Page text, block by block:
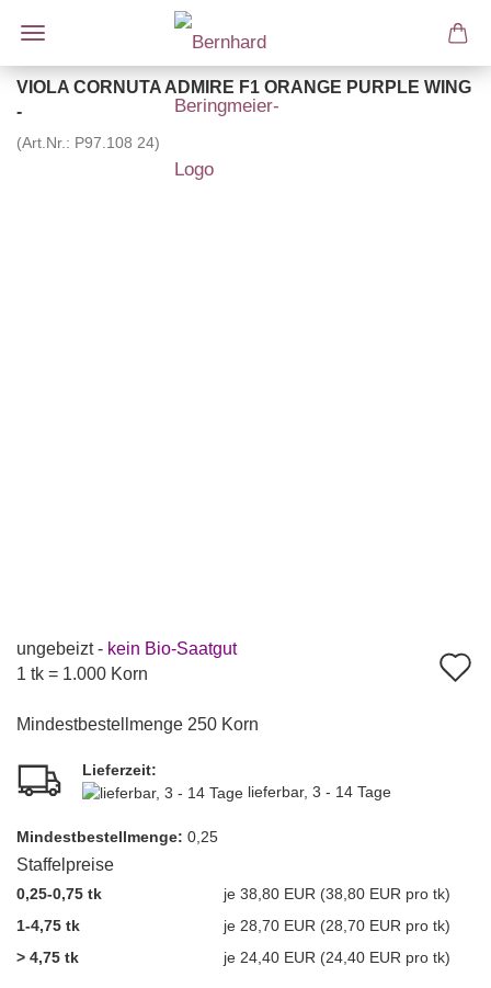
VIOLA CORNUTA ADMIRE F1 ORANGE PURPLE WING
-
(Art.Nr.: P97.108 24)
ungebeizt - kein Bio-Saatgut
1 tk = 1.000 Korn
Mindestbestellmenge 250 Korn
Lieferzeit:
lieferbar, 3 - 14 Tage
Mindest­bestellmenge: 0,25
Staffelpreise
0,25-0,75 tk
je 38,80 EUR (38,80 EUR pro tk)
1-4,75 tk
je 28,70 EUR (28,70 EUR pro tk)
> 4,75 tk
je 24,40 EUR (24,40 EUR pro tk)